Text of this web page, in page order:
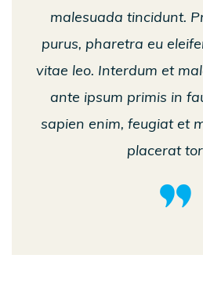
malesuada tincidunt.
purus, pharetra eu
vitae leo. Interdum et
ante ipsum primis in
sapien enim, feugiat et
placerat